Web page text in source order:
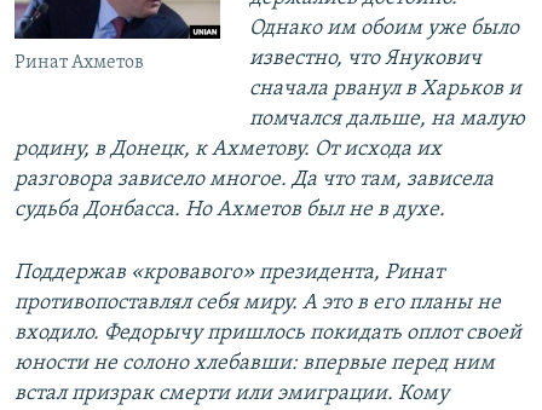
Ринат Ахметов
Однако им обоим уже было
известно, что Янукович
сначала рванул в Харьков и
помчался дальше, на малую
родину, в Донецк, к Ахметову. От исхода их
разговора зависело многое. Да что там, зависела
судьба Донбасса. Но Ахметов был не в духе.
Поддержав «кровавого» президента, Ринат
противопоставлял себя миру. А это в его планы не
входило. Федорычу пришлось покидать оплот своей
юности не солоно хлебавши: впервые перед ним
встал призрак смерти или эмиграции. Кому